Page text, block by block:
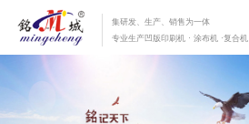
集研发、生产、销售为一体
专业生产凹版印刷机 · 涂布机 ·复合机